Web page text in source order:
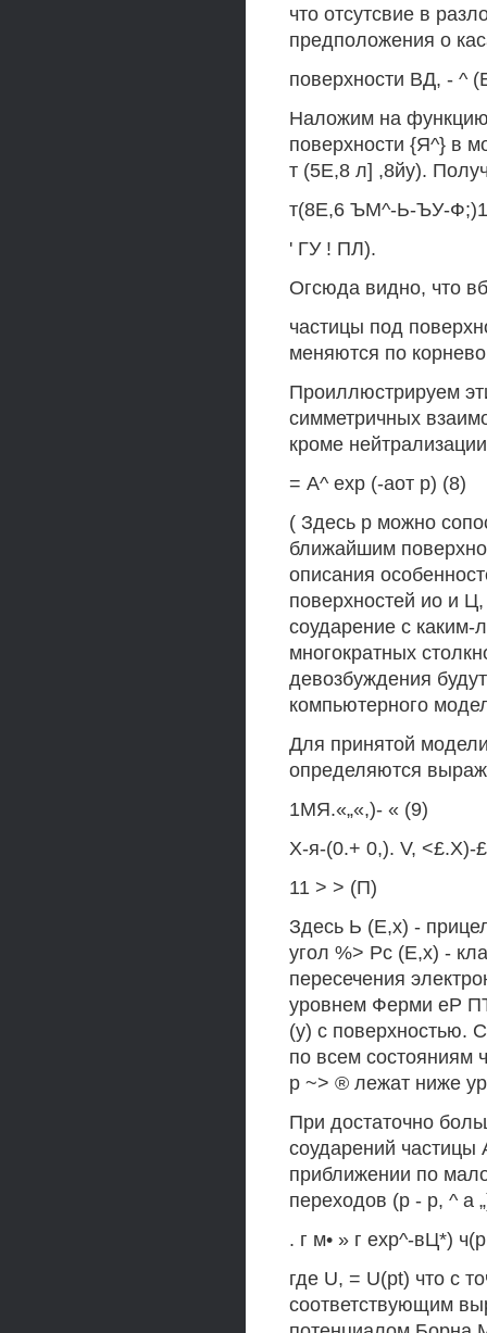
что отсутсвие в
предположения о
поверхности ВД, - ^
Наложим на функцию
поверхности {Я^} в
т (5Е,8 л] ,8йу).
т(8Е,6 ЪМ^-Ь-ЪУ-
' ГУ ! ПЛ).
Огсюда видно, что
частицы под
меняются по
Проиллюстрируем
симметричных
кроме
= А^ ехр (-аот р) (8)
( Здесь р можно
ближайшим
описания
поверхностей ио и
соударение с
многократных
девозбуждения
компьютерного
Для принятой
определяются
1МЯ.«„«,)- « (9)
Х-я-(0.+ 0,). V, <£.Х)-
11 > > (П)
Здесь Ь (Е,х) -
угол %> Рс (Е,х) -
пересечения
уровнем Ферми еР
(у) с поверхностью.
по всем состояниям
р ~> ® лежат ниже
При достаточно
соударений
приближении по
переходов (р - р, ^ а
. г м• » г ехр^-вЦ*)
где U, = U(pt) что с
соответствующим